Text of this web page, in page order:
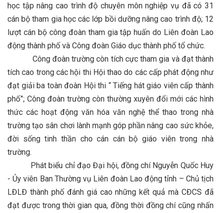
học tập nâng cao trình độ chuyên môn nghiệp vụ đã có 31
cán bộ tham gia học các lớp bồi dưỡng nâng cao trình độ; 12
lượt cán bộ công đoàn tham gia tập huấn do Liên đoàn Lao
động thành phố và Công đoàn Giáo dục thành phố tổ chức.
Công đoàn trường còn tích cực tham gia và đạt thành
tích cao trong các hội thi Hội thao do các cấp phát động như
đạt giải ba toàn đoàn Hội thi “ Tiếng hát giáo viên cấp thành
phố”; Công đoàn trường còn thường xuyên đổi mới các hình
thức các hoạt động văn hóa văn nghệ thể thao trong nhà
trường tạo sân chơi lành mạnh góp phần nâng cao sức khỏe,
đời sống tinh thần cho cán cán bộ giáo viên trong nhà
trường.
Phát biểu chỉ đạo Đại hội, đồng chí Nguyễn Quốc Huy
- Ủy viên Ban Thường vụ Liên đoàn Lao động tỉnh – Chủ tịch
LĐLĐ thành phố đánh giá cao những kết quả mà CĐCS đã
đạt được trong thời gian qua, đồng thời đồng chí cũng nhấn